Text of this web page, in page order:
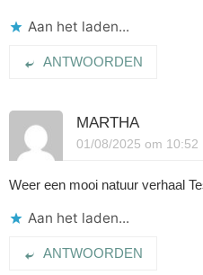
Aan het laden...
ANTWOORDEN
MARTHA
01/08/2025 om 10:52
Weer een mooi natuur verhaal
Aan het laden...
ANTWOORDEN